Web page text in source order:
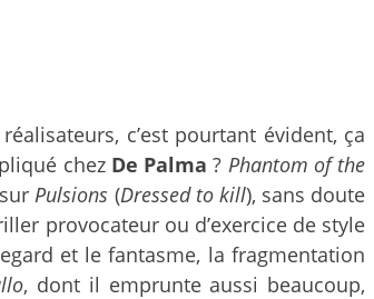
c’est pourtant évident, ça
chez De Palma ? Phantom of the
surPulsions (Dressed to kill), sans doute
provocateur ou d’exercice de style
et le fantasme, la fragmentation
, dont il emprunte aussi beaucoup,